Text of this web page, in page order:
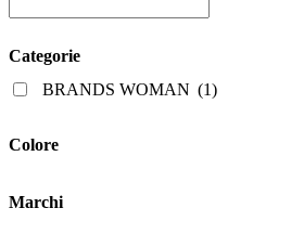
opzioni
Categorie
BRANDS WOMAN (1)
Colore
Marchi